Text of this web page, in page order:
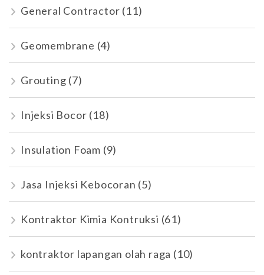
General Contractor (11)
Geomembrane (4)
Grouting (7)
Injeksi Bocor (18)
Insulation Foam (9)
Jasa Injeksi Kebocoran (5)
Kontraktor Kimia Kontruksi (61)
kontraktor lapangan olah raga (10)